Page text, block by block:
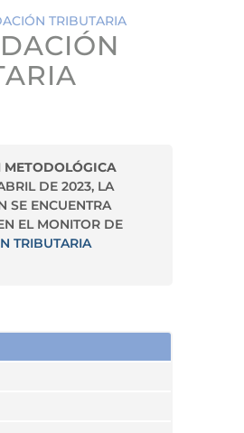
TRIBUTARIA
DE 2023, LA
SE ENCUENTRA
EL MONITOR DE
TRIBUTARIA